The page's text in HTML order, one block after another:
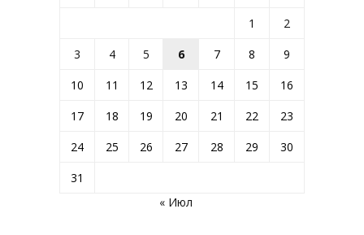
1
2
3
4 5 6 7 8
9
10
11 12 13 14 15
16
17
18 19 20 21 22
23
24
25 26 27 28 29
30
31
« Июл